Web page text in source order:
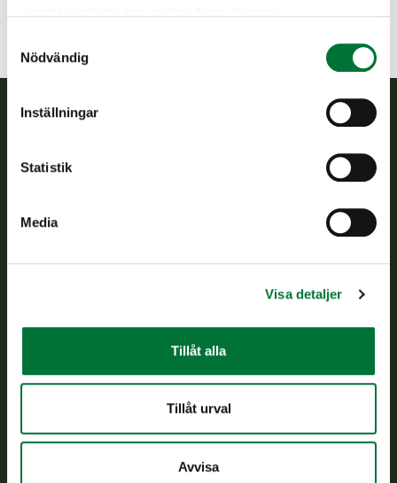
Nödvändig
Inställningar
Statistik
Media
Visa detaljer
Tillåt alla
Tillåt urval
Avvisa
Finlands viltcentral främjar en hållbar vilthushållning, stöder
verkställs och svarar för de offentliga förvaltningsuppgifter
Kundtjänst
Vardagar kl. 9–15
tel. 029 431 2001
Ofta ställda frågor